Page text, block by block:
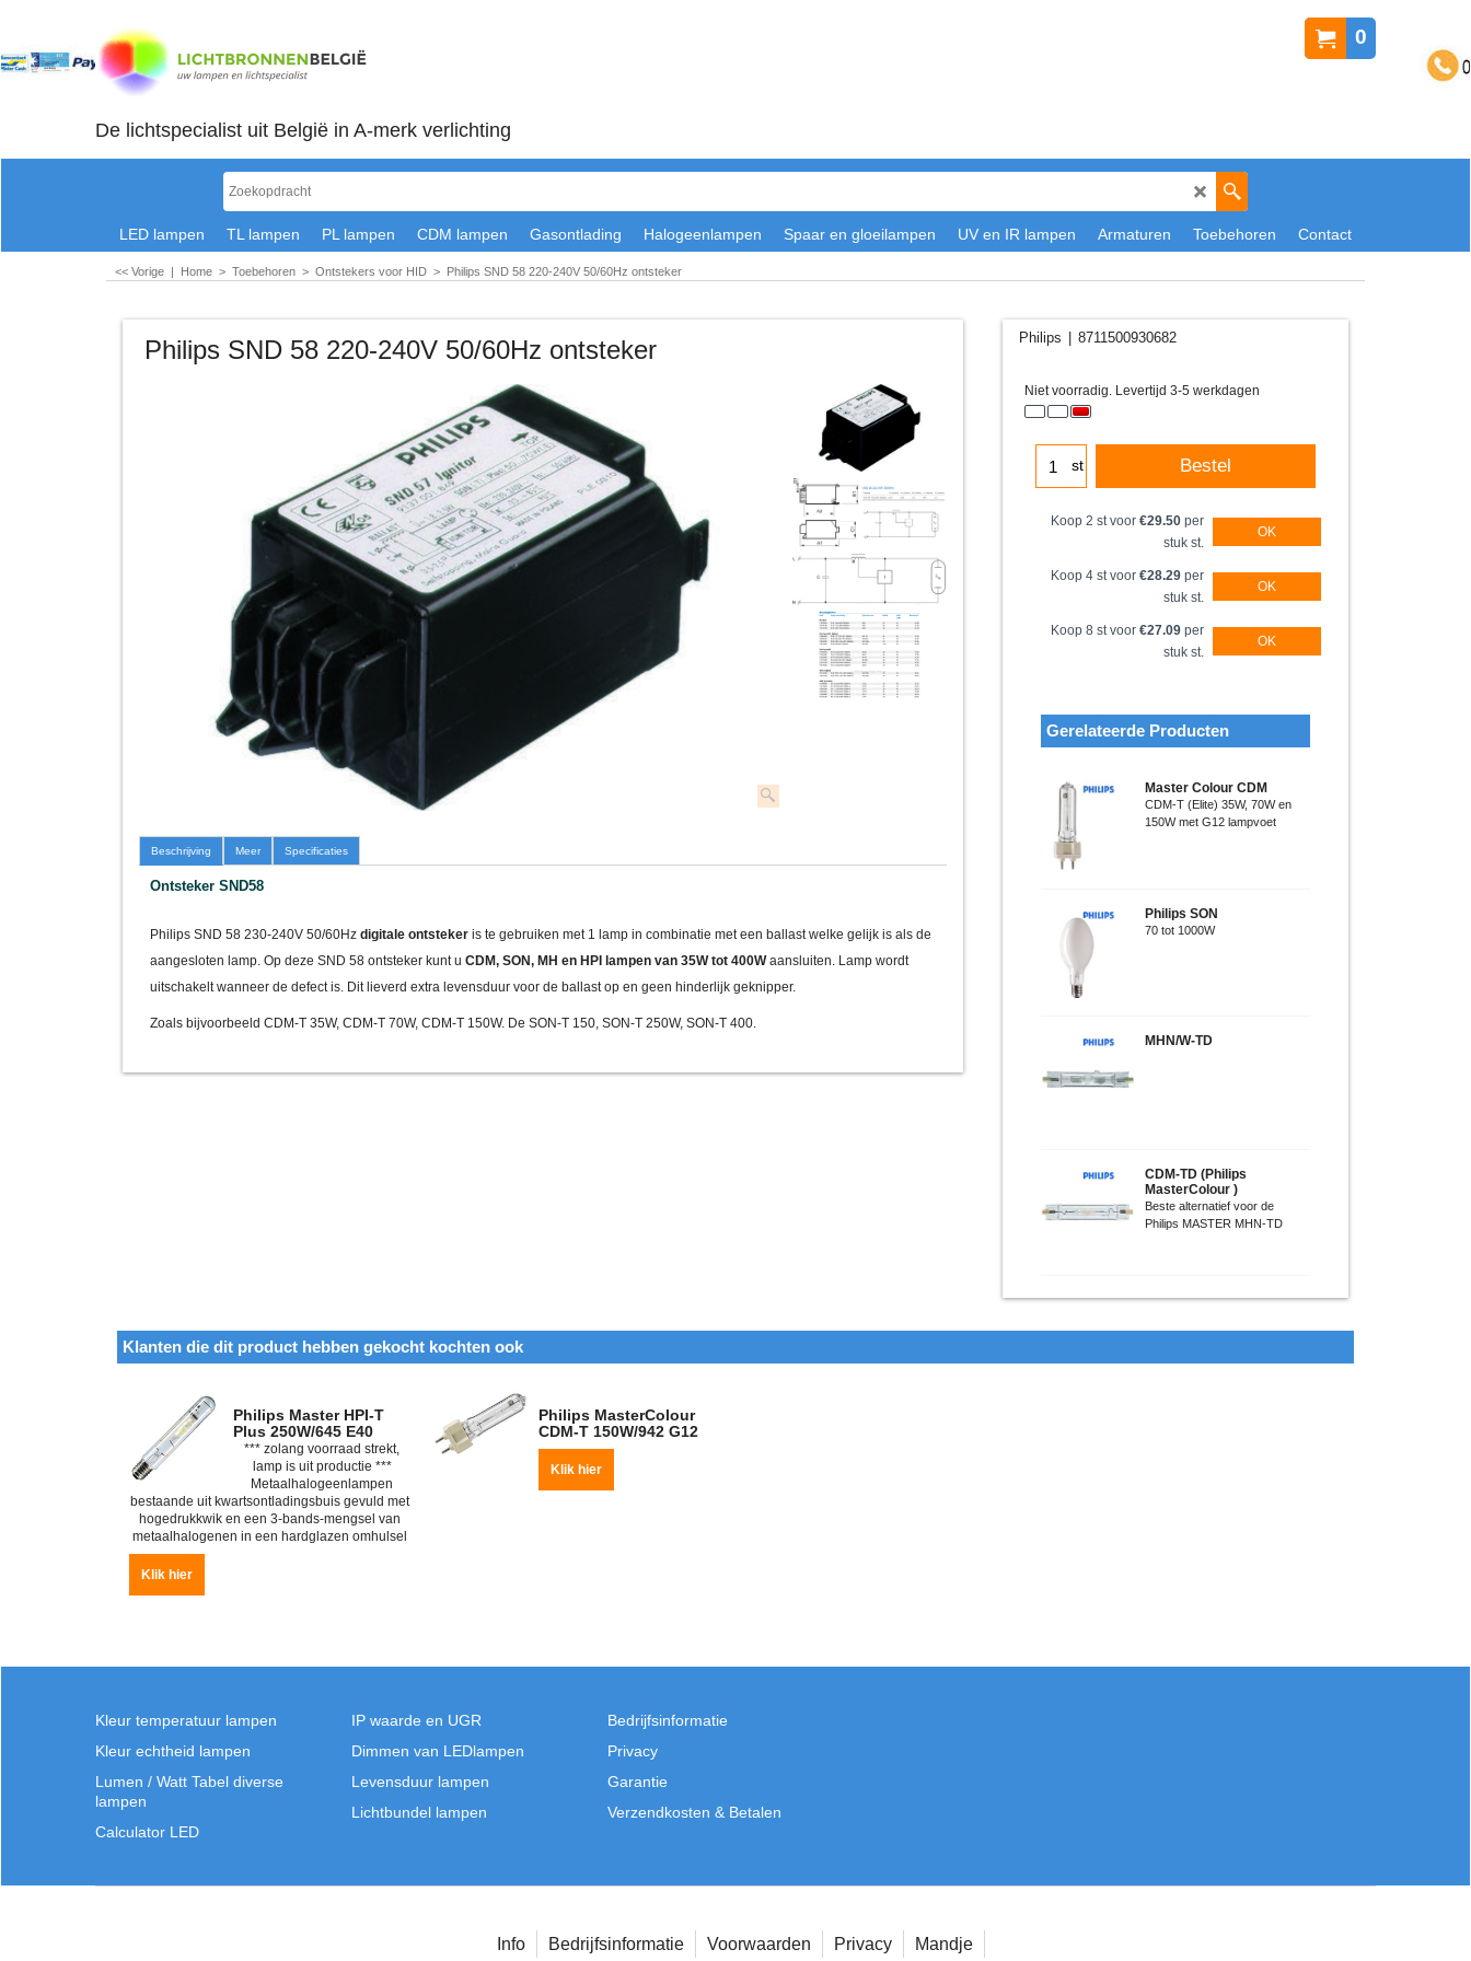
0
De lichtspecialist uit België in A-merk verlichting
LED lampen TL lampen PL lampen CDM lampen Gasontlading Halogeenlampen Spaar en gloeilampen UV en IR lampen Armaturen Toebehoren Contact
<< Vorige | Home > Toebehoren > Ontstekers voor HID > Philips SND 58 220-240V 50/60Hz ontsteker
Philips SND 58 220-240V 50/60Hz ontsteker
Beschrijving Meer Specificaties
Ontsteker SND58
Philips SND 58 230-240V 50/60Hz digitale ontsteker is te gebruiken met 1 lamp in combinatie met een ballast welke gelijk is als de
aangesloten lamp. Op deze SND 58 ontsteker kunt u CDM, SON, MH en HPI lampen van 35W tot 400Waansluiten. Lamp wordt
uitschakelt wanneer de defect is. Dit lieverd extra levensduur voor de ballast op en geen hinderlijk geknipper.
Zoals bijvoorbeeld CDM-T 35W, CDM-T 70W, CDM-T 150W. De SON-T 150, SON-T 250W, SON-T 400.
Philips 8711500930682
36.42 incl.btw
Niet voorradig. Levertijd 3-5 werkdagen
st Bestel
€29.50per
stuk st.
€28.29per
stuk st.
€27.09per
Master Colour CDM
CDM-T (Elite) 35W, 70W en
Philips SON
CDM-TD (Philips
MasterColour )
Beste alternatief voor de
Philips Master HPI-T
Plus 250W/645 E40
*** zolang voorraad strekt,
lamp is uit productie ***
Metaalhalogeenlampen
bestaande uit kwartsontladingsbuis gevuld met
hogedrukkwik en een 3-bands-mengsel van
Klik hier
Philips MasterColour
Klik hier
Kleur temperatuur lampen
Kleur echtheid lampen
Lumen / Watt Tabel diverse
lampen
IP waarde en UGR
Dimmen van LEDlampen
Levensduur lampen
Bedrijfsinformatie
Privacy
Garantie